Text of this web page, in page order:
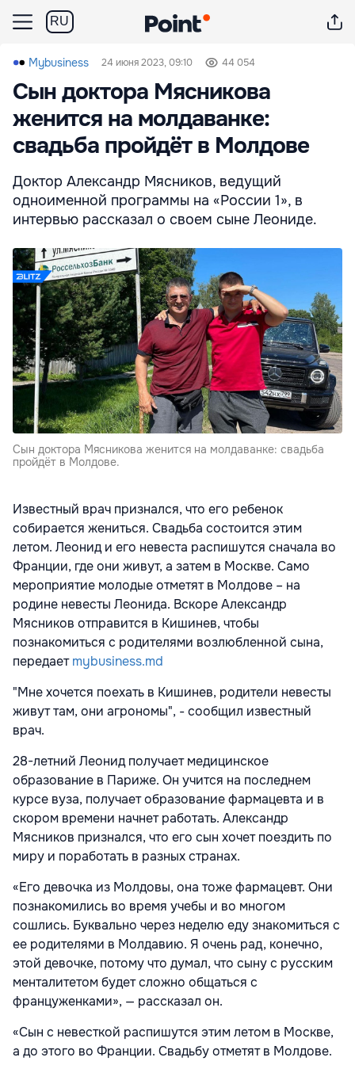
RU
Mybusiness 24 июня 2023, 09:10 44 054
Сын доктора Мясникова
женится на молдаванке:
свадьба пройдёт в Молдове
Доктор Александр Мясников, ведущий
одноименной программы на «России 1», в
интервью рассказал о своем сыне Леониде.
Сын доктора Мясникова женится на молдаванке: свадьба
пройдёт в Молдове.
Известный врач признался, что его ребенок
собирается жениться. Свадьба состоится этим
летом. Леонид и его невеста распишутся сначала во
Франции, где они живут, а затем в Москве. Само
мероприятие молодые отметят в Молдове – на
родине невесты Леонида. Вскоре Александр
Мясников отправится в Кишинев, чтобы
познакомиться с родителями возлюбленной сына,
передаетmybusiness.md
"Мне хочется поехать в Кишинев, родители невесты
живут там, они агрономы", - сообщил известный
врач.
28-летний Леонид получает медицинское
образование в Париже. Он учится на последнем
курсе вуза, получает образование фармацевта и в
скором времени начнет работать. Александр
Мясников признался, что его сын хочет поездить по
миру и поработать в разных странах.
«Его девочка из Молдовы, она тоже фармацевт. Они
познакомились во время учебы и во многом
сошлись. Буквально через неделю еду знакомиться с
ее родителями в Молдавию. Я очень рад, конечно,
этой девочке, потому что думал, что сыну с русским
менталитетом будет сложно общаться с
француженками», — рассказал он.
«Сын с невесткой распишутся этим летом в Москве,
а до этого во Франции. Свадьбу отметят в Молдове.